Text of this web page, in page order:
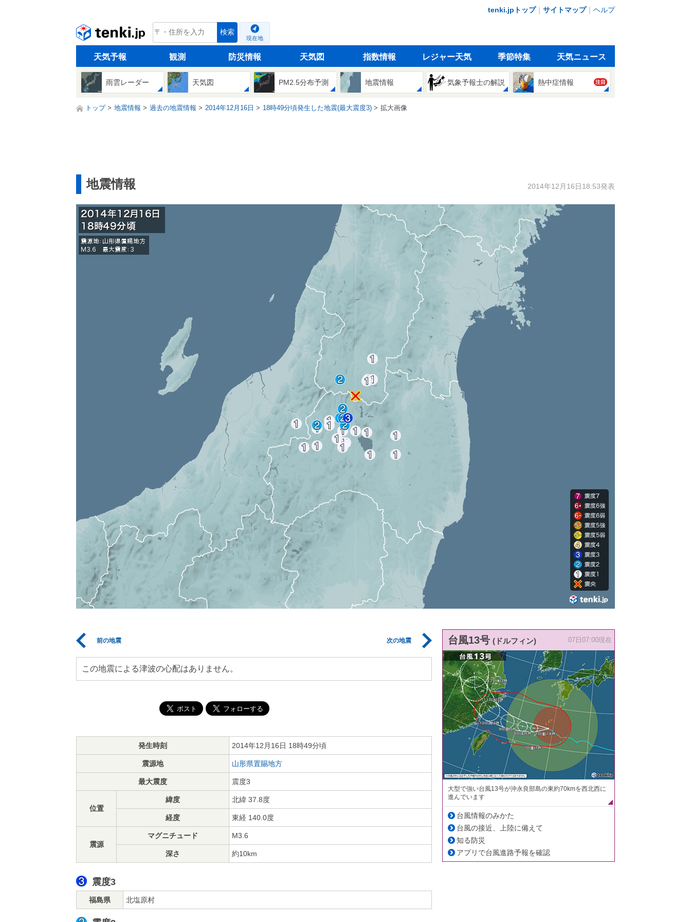
tenki.jpトップ｜ サイトマップ｜ ヘルプ
tenki.jp 検索
現在地
天気予報 観測 防災情報 天気図 指数情報 レジャー天気 季節特集 天気ニュース
雨雲レーダー 天気図 PM2.5分布予測 地震情報 気象予報士の解説 熱中症情報 注目
トップ 地震情報 過去の地震情報 2014年12月16日 18時49分頃発生した地震(最大震度3) 拡大画像
地震情報 2014年12月16日18:53発表
前の地震 次の地震
この地震による津波の心配はありません。
発生時刻 2014年12月16日 18時49分頃
震源地 山形県置賜地方
最大震度 震度3
位置
緯度 北緯 37.8度
経度 東経 140.0度
震源
マグニチュード M3.6
深さ 約10km
震度3
福島県 北塩原村
台風13号 (ドルフィン) 07日07:00現在
大型で強い台風13号が沖永良部島の東約70kmを西北西に
進んでいます
台風情報のみかた
台風の接近、上陸に備えて
知る防災
アプリで台風進路予報を確認